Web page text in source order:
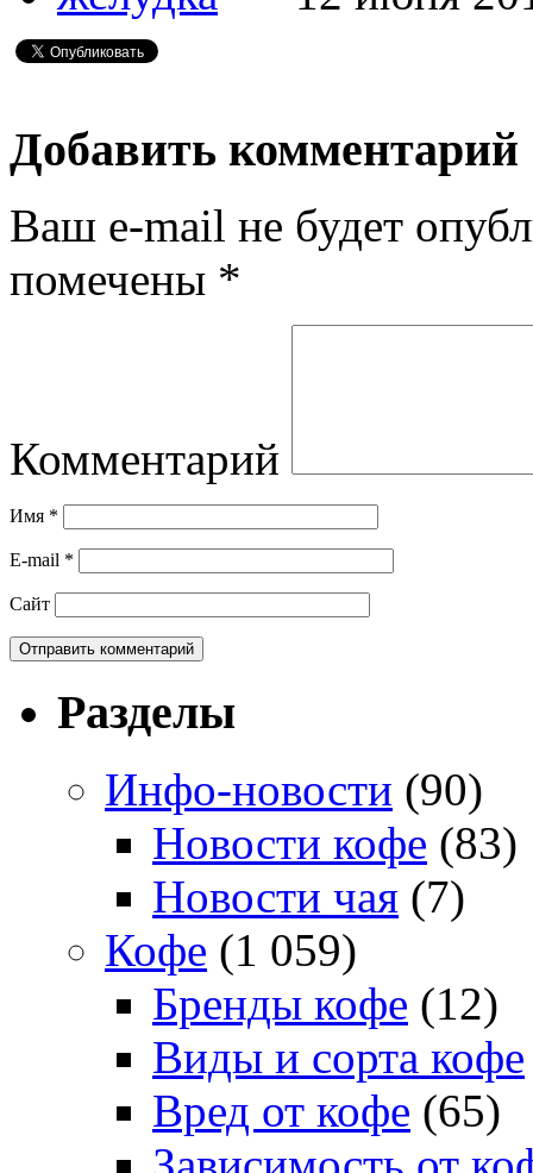
Добавить комментарий
Ваш e-mail не будет
помечены *
Комментарий
Имя *
E-mail *
Сайт
Разделы
Инфо-новости (90)
Новости кофе (83)
Новости чая (7)
Кофе (1 059)
Бренды кофе (12)
Виды и сорта кофе
Вред от кофе (65)